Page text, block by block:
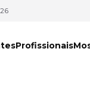
Profissionais